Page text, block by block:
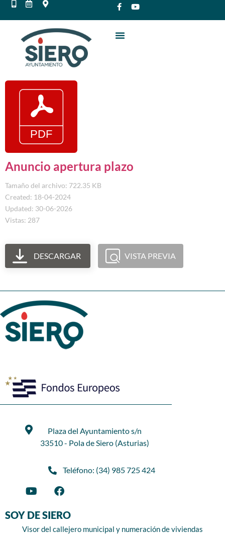
Anuncio apertura plazo
Tamaño del archivo: 722.35 KB
Created: 18-04-2024
Updated: 30-06-2026
Vistas: 287
DESCARGAR VISTA PREVIA
Plaza del Ayuntamiento s/n
33510 - Pola de Siero (Asturias)
Teléfono: (34) 985 725 424
SOY DE SIERO
Visor del callejero municipal y numeración de viviendas